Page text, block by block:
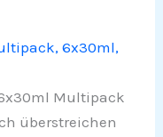
6x30ml,
Multipack
überstreichen